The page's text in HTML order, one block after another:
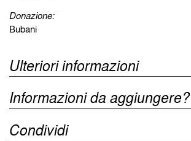
Donazione:
Bubani
Ulteriori informazioni
Informazioni da aggiungere?
Condividi